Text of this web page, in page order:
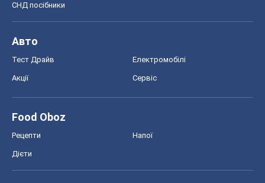
СНД посібники
Авто
Тест Драйв Електромобілі
Акції Сервіс
Food Oboz
Рецепти Напої
Дієти